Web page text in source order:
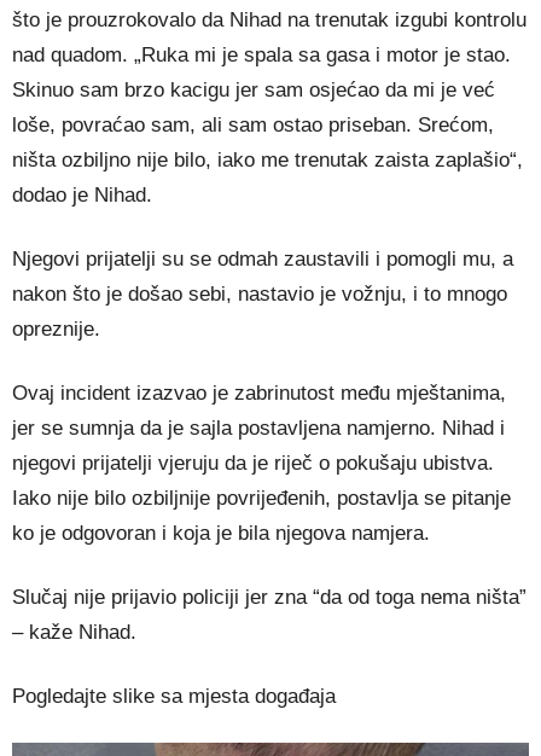
što je prouzrokovalo da Nihad na trenutak izgubi kontrolu
nad quadom. „Ruka mi je spala sa gasa i motor je stao.
Skinuo sam brzo kacigu jer sam osjećao da mi je već
loše, povraćao sam, ali sam ostao priseban. Srećom,
ništa ozbiljno nije bilo, iako me trenutak zaista zaplašio“,
dodao je Nihad.
Njegovi prijatelji su se odmah zaustavili i pomogli mu, a
nakon što je došao sebi, nastavio je vožnju, i to mnogo
opreznije.
Ovaj incident izazvao je zabrinutost među mještanima,
jer se sumnja da je sajla postavljena namjerno. Nihad i
njegovi prijatelji vjeruju da je riječ o pokušaju ubistva.
Iako nije bilo ozbiljnije povrijeđenih, postavlja se pitanje
ko je odgovoran i koja je bila njegova namjera.
Slučaj nije prijavio policiji jer zna “da od toga nema ništa”
– kaže Nihad.
Pogledajte slike sa mjesta događaja